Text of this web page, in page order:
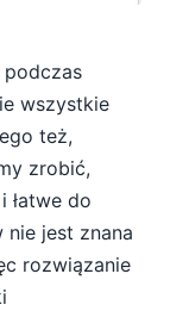
wszystkie
też,
zrobić,
łatwe do
jest znana
rozwiązanie